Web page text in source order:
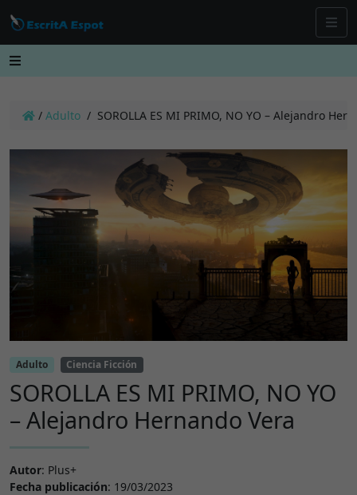
/ Adulto / SOROLLA ES MI PRIMO, NO YO – Alejandro
Adulto Ciencia Ficción
SOROLLA ES MI PRIMO, NO YO
– Alejandro Hernando Vera
Autor: Plus+
Fecha publicación: 19/03/2023